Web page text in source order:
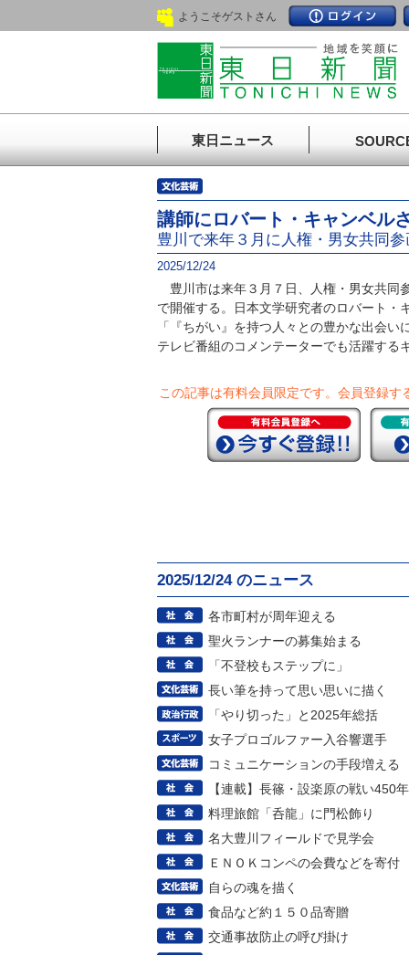
ようこそゲストさん
東日ニュース
講師にロバート・キャンベル
豊川で来年３月に人権・男女共同
2025/12/24
豊川市は来年３月７日、人権・男女共同
で開催する。日本文学研究者のロバート・
「『ちがい』を持つ人々との豊かな出会
テレビ番組のコメンテーターでも活躍する
この記事は有料会員限定です。 会員登録す
2025/12/24 のニュース
各市町村が周年迎える
聖火ランナーの募集始まる
「不登校もステップに」
長い筆を持って思い思いに描く
「やり切った」と2025年総括
女子プロゴルファー入谷響選手
コミュニケーションの手段増える
【連載】長篠・設楽原の戦い450年
料理旅館「呑龍」に門松飾り
名大豊川フィールドで見学会
ＥＮＯＫコンペの会費などを寄付
自らの魂を描く
食品など約１５０品寄贈
交通事故防止の呼び掛け